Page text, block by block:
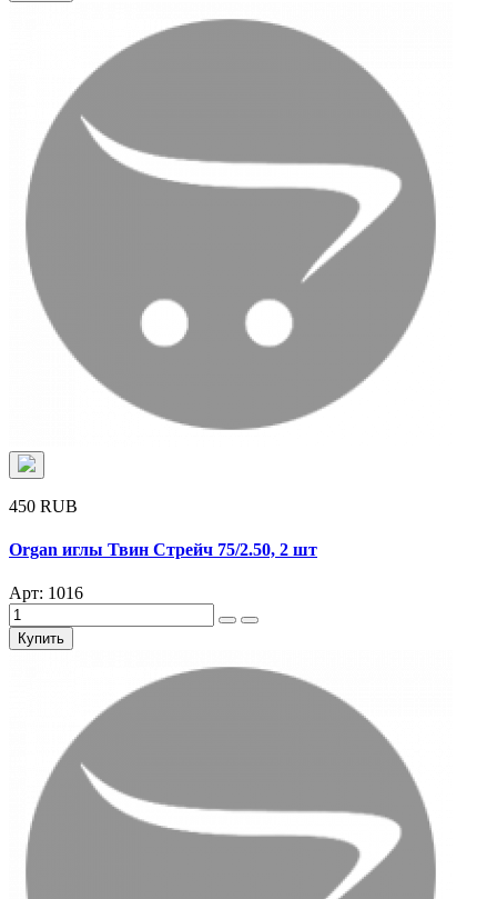
450 RUB
Organ иглы Твин Стрейч 75/2.50, 2 шт
Арт: 1016
Купить